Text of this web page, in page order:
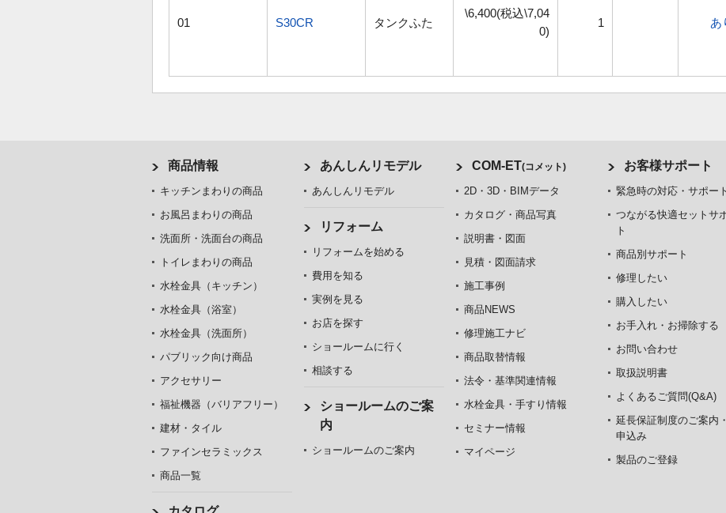
01 S30CR タンクふた
\6,400(税込\7,04
0)
1 あ
商品情報
キッチンまわりの商品
お風呂まわりの商品
洗面所・洗面台の商品
トイレまわりの商品
水栓金具（キッチン）
水栓金具（浴室）
水栓金具（洗面所）
パブリック向け商品
アクセサリー
福祉機器（バリアフリー）
建材・タイル
ファインセラミックス
商品一覧
あんしんリモデル
あんしんリモデル
リフォーム
リフォームを始める
費用を知る
実例を見る
お店を探す
ショールームに行く
相談する
ショールームのご案
内
ショールームのご案内
COM-ET(コメット)
2D・3D・BIMデータ
カタログ・商品写真
説明書・図面
見積・図面請求
施工事例
商品NEWS
修理施工ナビ
商品取替情報
法令・基準関連情報
水栓金具・手すり情報
セミナー情報
マイページ
お客様サポート
緊急時の対応・サポート
つながる快適セットサ
ト
商品別サポート
修理したい
購入したい
お手入れ・お掃除する
お問い合わせ
取扱説明書
よくあるご質問(Q&A)
延長保証制度のご案内
申込み
製品のご登録